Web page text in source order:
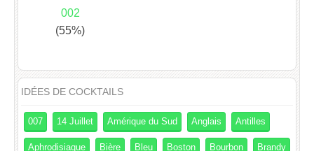
002
(55%)
IDÉES DE COCKTAILS
007 14 Juillet Amérique du Sud Anglais Antilles
Aphrodisiaque Bière Bleu Boston Bourbon Brandy